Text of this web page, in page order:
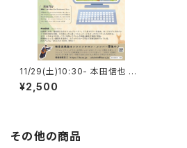
11/29(土)10:30- 本田信也 ソ
ロウクレレWS「All I Want for
Christmas is You」
¥2,500
その他の商品